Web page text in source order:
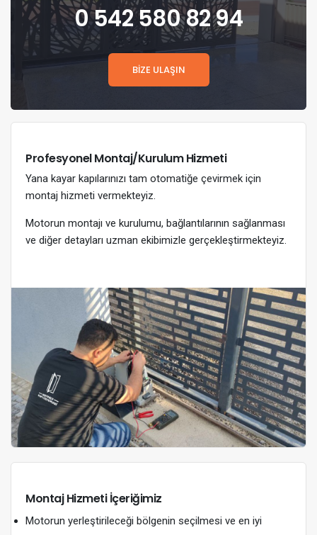
0 542 580 82 94
BİZE ULAŞIN
Profesyonel Montaj/Kurulum Hizmeti
Yana kayar kapılarınızı tam otomatiğe çevirmek için
montaj hizmeti vermekteyiz.
Motorun montajı ve kurulumu, bağlantılarının sağlanması
ve diğer detayları uzman ekibimizle gerçekleştirmekteyiz.
Montaj Hizmeti İçeriğimiz
Motorun yerleştirileceği bölgenin seçilmesi ve en iyi